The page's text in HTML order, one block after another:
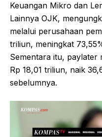
Keuangan Mikro dan
Lainnya OJK,
melalui perusahaan
triliun, meningkat
Sementara itu, paylater
Rp 18,01 triliun, naik
sebelumnya.